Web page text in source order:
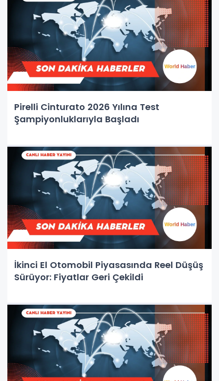
Pirelli Cinturato 2026 Yılına Test
Şampiyonluklarıyla Başladı
İkinci El Otomobil Piyasasında Reel Düşüş
Sürüyor: Fiyatlar Geri Çekildi